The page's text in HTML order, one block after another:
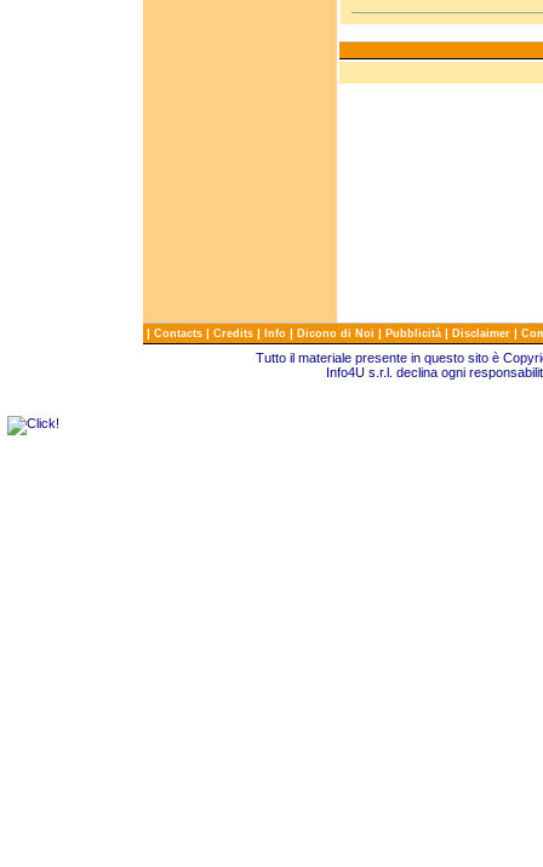
| Contacts | Credits | Info | Dicono di Noi | Pubblicità | Disclaimer |
Tutto il materiale presente in questo sito è
Info4U s.r.l. declina ogni